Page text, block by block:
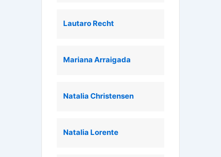
Lautaro Recht
Mariana Arraigada
Natalia Christensen
Natalia Lorente